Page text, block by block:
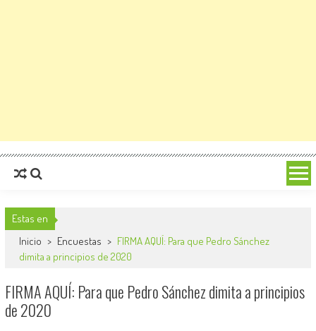
Estas en
Inicio > Encuestas > FIRMA AQUÍ: Para que Pedro Sánchez
dimita a principios de 2020
FIRMA AQUÍ: Para que Pedro Sánchez dimita a principios
de 2020